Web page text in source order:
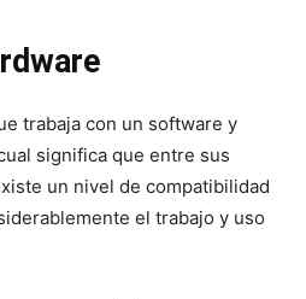
trabaja con un software y
significa que entre sus
un nivel de compatibilidad
el trabajo y uso